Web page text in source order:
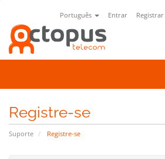
Português Entrar Registrar
Registre-se
Suporte Registre-se